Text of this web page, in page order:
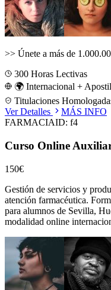
>> Únete a más de
300 Horas Lectivas
🌍 Internacional +
Titulaciones
Ver Detalles
MÁS INFO
FARMACIAID: f4
Curso Online
150€
Gestión de servicios y
atención farmacéutica.
para alumnos de Sevilla,
modalidad online